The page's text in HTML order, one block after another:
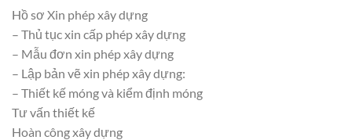
Hồ sơ Xin phép xây dựng
– Thủ tục xin cấp phép xây dựng
– Mẫu đơn xin phép xây dựng
– Lập bản vẽ xin phép xây dựng:
– Thiết kế móng và kiểm định móng
Tư vấn thiết kế
Hoàn công xây dựng